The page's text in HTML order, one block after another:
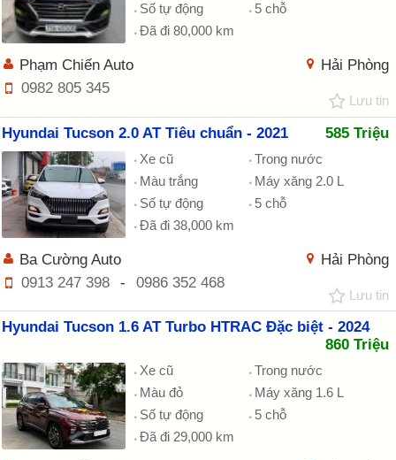
Số tự động
5 chỗ
Đã đi 80,000 km
Hải Phòng
Phạm Chiến Auto
0982 805 345
Lưu tin
Hyundai Tucson 2.0 AT Tiêu chuẩn - 2021 585 Triệu
Xe cũ
Trong nước
Màu trắng
Máy xăng 2.0 L
Số tự động
5 chỗ
Đã đi 38,000 km
Hải Phòng
Ba Cường Auto
0913 247 398
- 0986 352 468
Lưu tin
Hyundai Tucson 1.6 AT Turbo HTRAC Đặc biệt - 2024
860 Triệu
Xe cũ
Trong nước
Màu đỏ
Máy xăng 1.6 L
Số tự động
5 chỗ
Đã đi 29,000 km